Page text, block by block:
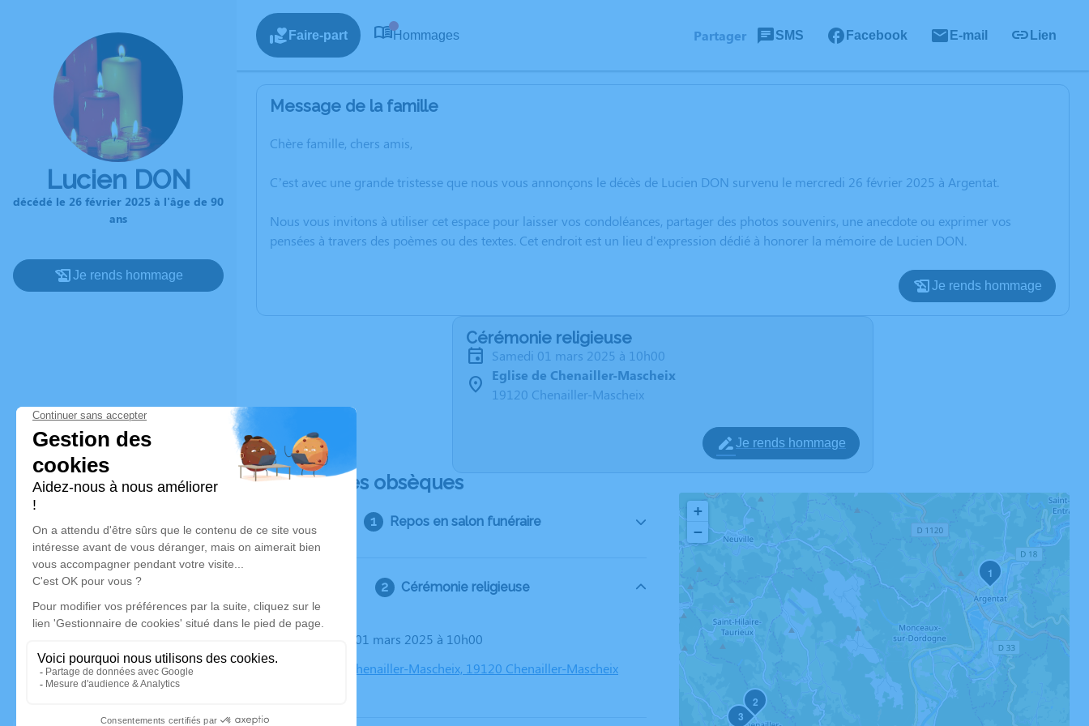
Lucien DON
décédé le 26 février 2025 à l'âge de 90
ans
Je rends hommage
Faire-part Hommages Partager SMS Facebook E-mail Lien
Message de la famille
Chère famille, chers amis,
C’est avec une grande tristesse que nous vous annonçons le décès de Lucien DON survenu le mercredi 26 février 2025 à Argentat.
Nous vous invitons à utiliser cet espace pour laisser vos condoléances, partager des photos souvenirs, une anecdote ou exprimer vos
pensées à travers des poèmes ou des textes. Cet endroit est un lieu d'expression dédié à honorer la mémoire de Lucien DON.
Je rends hommage
Cérémonie religieuse
samedi 01 mars 2025 à 10h00
Eglise de Chenailler-Mascheix
19120 Chenailler-Mascheix
Je rends hommage
Déroulé des obsèques
Repos en salon funéraire
Cérémonie religieuse
Le samedi 01 mars 2025 à 10h00
Eglise de Chenailler-Mascheix, 19120 Chenailler-Mascheix
1
2
3
+
−